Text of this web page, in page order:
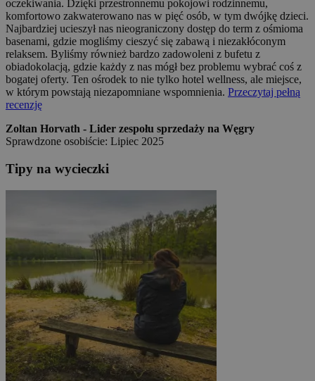
oczekiwania. Dzięki przestronnemu pokojowi rodzinnemu,
komfortowo zakwaterowano nas w pięć osób, w tym dwójkę dzieci.
Najbardziej ucieszył nas nieograniczony dostęp do term z ośmioma
basenami, gdzie mogliśmy cieszyć się zabawą i niezakłóconym
relaksem. Byliśmy również bardzo zadowoleni z bufetu z
obiadokolacją, gdzie każdy z nas mógł bez problemu wybrać coś z
bogatej oferty. Ten ośrodek to nie tylko hotel wellness, ale miejsce,
w którym powstają niezapomniane wspomnienia. Przeczytaj pełną
recenzję
Zoltan Horvath - Lider zespołu sprzedaży na Węgry
Sprawdzone osobiście: Lipiec 2025
Tipy na wycieczki